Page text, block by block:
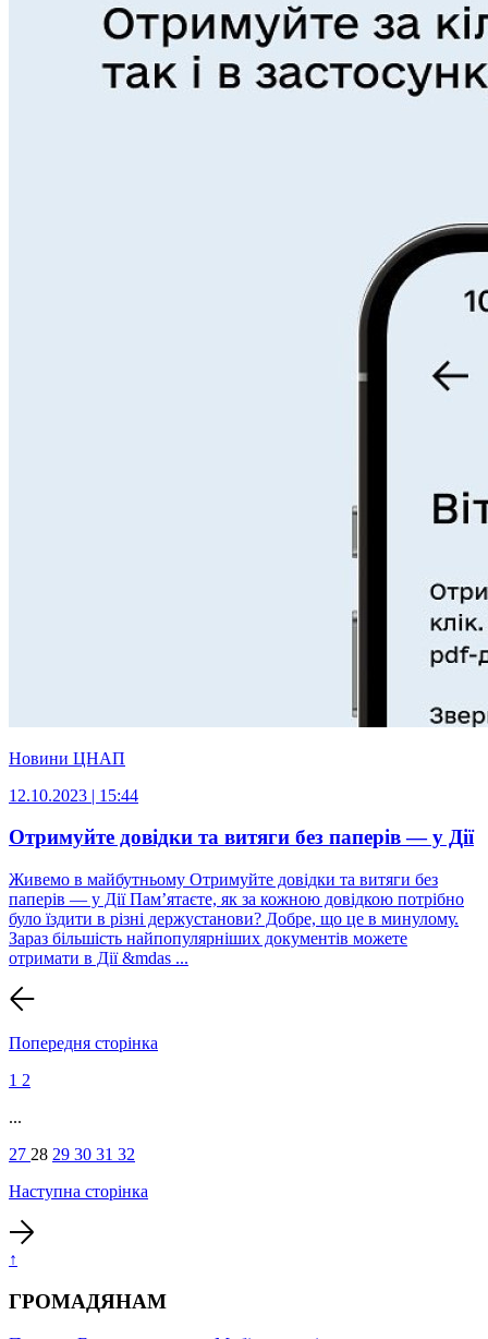
Новини ЦНАП
12.10.2023 | 15:44
Отримуйте довідки та витяги без паперів — у Дії
Живемо в майбутньому Отримуйте довідки та витяги без
паперів — у Дії Памʼятаєте, як за кожною довідкою потрібно
було їздити в різні держустанови? Добре, що це в минулому.
Зараз більшість найпопулярніших документів можете
отримати в Дії &mdas ...
Попередня сторінка
1 2
...
27 28 29 30 31 32
Наступна сторінка
↑
ГРОМАДЯНАМ